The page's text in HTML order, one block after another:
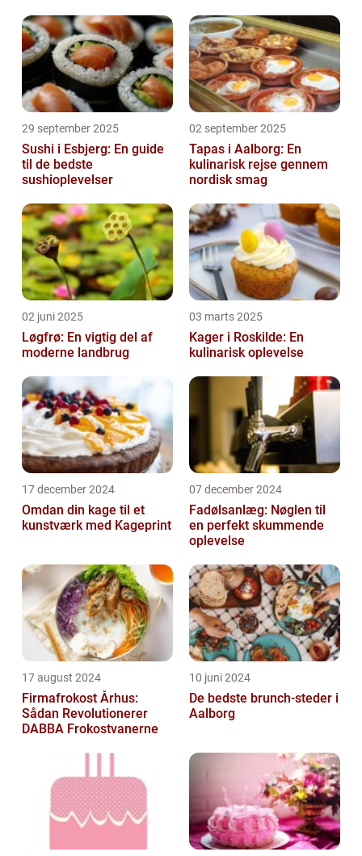
29 september 2025
Sushi i Esbjerg: En guide
til de bedste
sushioplevelser
02 september 2025
Tapas i Aalborg: En
kulinarisk rejse gennem
nordisk smag
02 juni 2025
Løgfrø: En vigtig del af
moderne landbrug
03 marts 2025
Kager i Roskilde: En
kulinarisk oplevelse
17 december 2024
Omdan din kage til et
kunstværk med Kageprint
07 december 2024
Fadølsanlæg: Nøglen til
en perfekt skummende
oplevelse
17 august 2024
Firmafrokost Århus:
Sådan Revolutionerer
DABBA Frokostvanerne
10 juni 2024
De bedste brunch-steder i
Aalborg